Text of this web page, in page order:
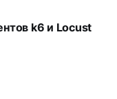
k6 и Locust